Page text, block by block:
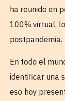
ha reunido en
100% virtual,
postpandemia.
En todo el
identificar una
eso hoy